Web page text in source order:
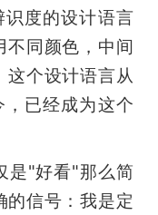
度的设计语言
同颜色，中间
这个设计语言从
已经成为这个
是"好看"那么简
的信号：我是定